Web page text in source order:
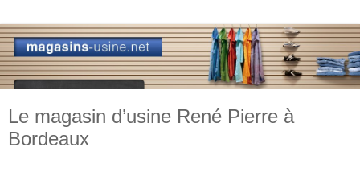
Le magasin d’usine René Pierre à
Bordeaux